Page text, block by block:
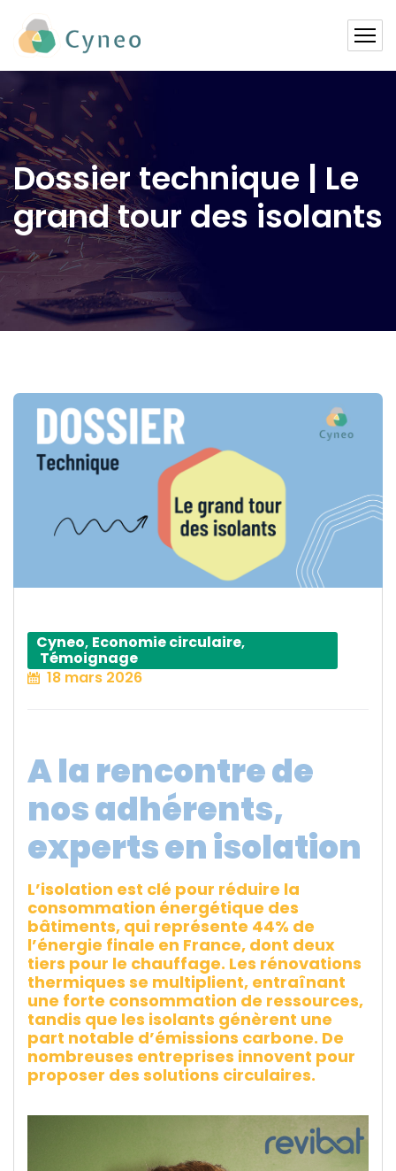
Dossier technique | Le
grand tour des isolants
Cyneo, Economie circulaire,
Témoignage
18 mars 2026
A la rencontre de
nos adhérents,
experts en isolation
L’isolation est clé pour réduire la
consommation énergétique des
bâtiments, qui représente 44% de
l’énergie finale en France, dont deux
tiers pour le chauffage. Les rénovations
thermiques se multiplient, entraînant
une forte consommation de ressources,
tandis que les isolants génèrent une
part notable d’émissions carbone. De
nombreuses entreprises innovent pour
proposer des solutions circulaires.